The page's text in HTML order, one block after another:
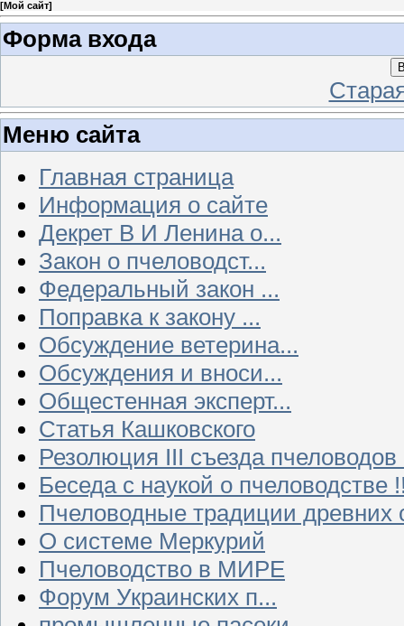
[Мой сайт]
Форма входа
Меню сайта
Главная страница
Информация о сайте
Декрет В И Ленина о...
Закон о пчеловодст...
Федеральный закон ...
Поправка к закону ...
Обсуждение ветерина...
Обсуждения и вноси...
Общестенная эксперт...
Статья Кашковского
Резолюция III съезда
Беседа с наукой о пчеловодстве
Пчеловодные традиции древних
О системе Меркурий
Пчеловодство в МИРЕ
Форум Украинских п...